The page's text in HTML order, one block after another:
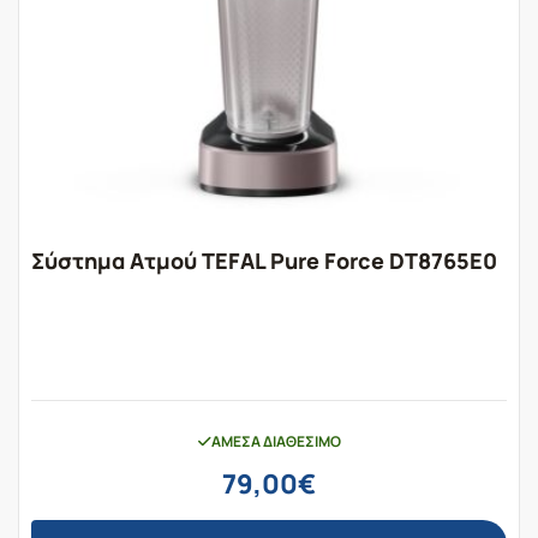
Σύστημα Ατμού TEFAL Pure Force DT8765E0
ΆΜΕΣΑ ΔΙΑΘΈΣΙΜΟ
79,00€